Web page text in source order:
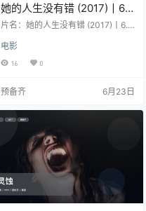
她的人生没有错 (2017)丨6.5
分丨泷内公美/高良健吾主演
片名：她的人生没有错 (2017)丨6.5
字 分类：电影 又名：她的东京应召
周末(台) / Side Job 类型：剧情 导
演：广木隆一 编剧：加藤正人 / 广
良健吾 / 柄本时生 / 莲佛美沙子 / 更
片长：120分钟 详情介绍 史无…
电影
16 0
预备齐 6月23日